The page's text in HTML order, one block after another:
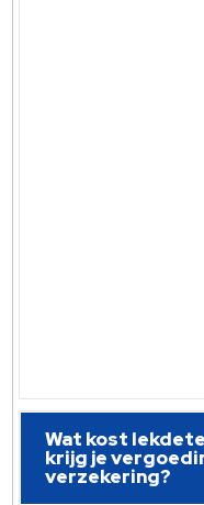
Wat kost
krijg je
verzekering?